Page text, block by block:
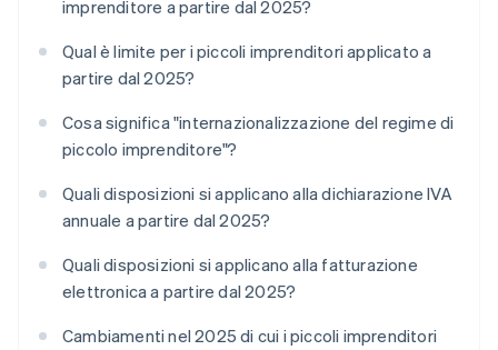
imprenditore a partire dal 2025?
Qual è limite per i piccoli imprenditori applicato a
partire dal 2025?
Cosa significa "internazionalizzazione del regime di
piccolo imprenditore"?
Quali disposizioni si applicano alla dichiarazione IVA
annuale a partire dal 2025?
Quali disposizioni si applicano alla fatturazione
elettronica a partire dal 2025?
Cambiamenti nel 2025 di cui i piccoli imprenditori